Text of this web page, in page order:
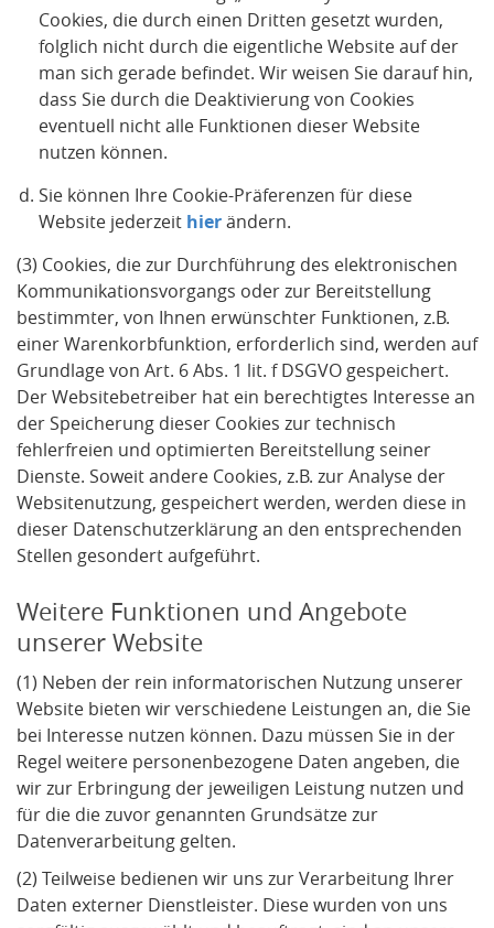
Cookies, die durch einen Dritten gesetzt wurden,
folglich nicht durch die eigentliche Website auf der
man sich gerade befindet. Wir weisen Sie darauf hin,
dass Sie durch die Deaktivierung von Cookies
eventuell nicht alle Funktionen dieser Website
nutzen können.
Sie können Ihre Cookie-Präferenzen für diese
Website jederzeit hierändern.
(3) Cookies, die zur Durchführung des elektronischen
Kommunikationsvorgangs oder zur Bereitstellung
bestimmter, von Ihnen erwünschter Funktionen, z.B.
einer Warenkorbfunktion, erforderlich sind, werden auf
Grundlage von Art. 6 Abs. 1 lit. f DSGVO gespeichert.
Der Websitebetreiber hat ein berechtigtes Interesse an
der Speicherung dieser Cookies zur technisch
fehlerfreien und optimierten Bereitstellung seiner
Dienste. Soweit andere Cookies, z.B. zur Analyse der
Websitenutzung, gespeichert werden, werden diese in
dieser Datenschutzerklärung an den entsprechenden
Stellen gesondert aufgeführt.
Weitere Funktionen und Angebote
unserer Website
(1) Neben der rein informatorischen Nutzung unserer
Website bieten wir verschiedene Leistungen an, die Sie
bei Interesse nutzen können. Dazu müssen Sie in der
Regel weitere personenbezogene Daten angeben, die
wir zur Erbringung der jeweiligen Leistung nutzen und
für die die zuvor genannten Grundsätze zur
Datenverarbeitung gelten.
(2) Teilweise bedienen wir uns zur Verarbeitung Ihrer
Daten externer Dienstleister. Diese wurden von uns